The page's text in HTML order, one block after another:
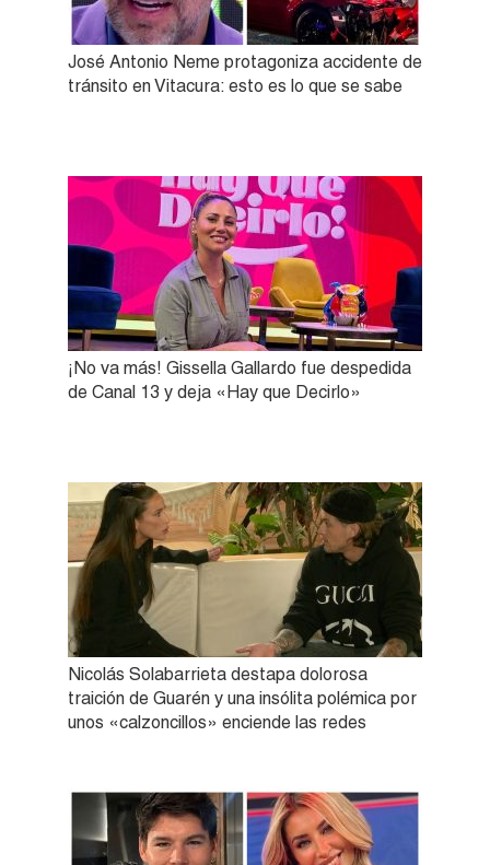
José Antonio Neme protagoniza accidente de
tránsito en Vitacura: esto es lo que se sabe
¡No va más! Gissella Gallardo fue despedida
de Canal 13 y deja «Hay que Decirlo»
Nicolás Solabarrieta destapa dolorosa
traición de Guarén y una insólita polémica por
unos «calzoncillos» enciende las redes